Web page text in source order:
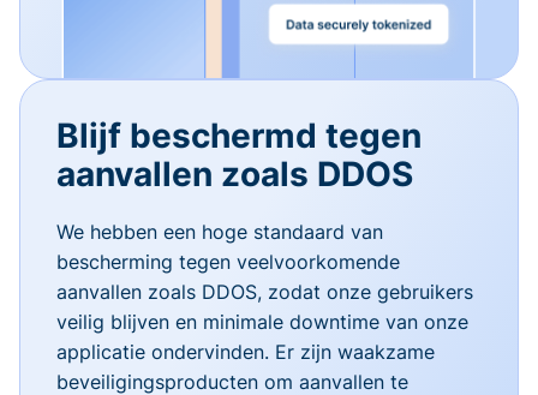
Blijf beschermd tegen
aanvallen zoals DDOS
We hebben een hoge standaard van
bescherming tegen veelvoorkomende
aanvallen zoals DDOS, zodat onze gebruikers
veilig blijven en minimale downtime van onze
applicatie ondervinden. Er zijn waakzame
beveiligingsproducten om aanvallen te